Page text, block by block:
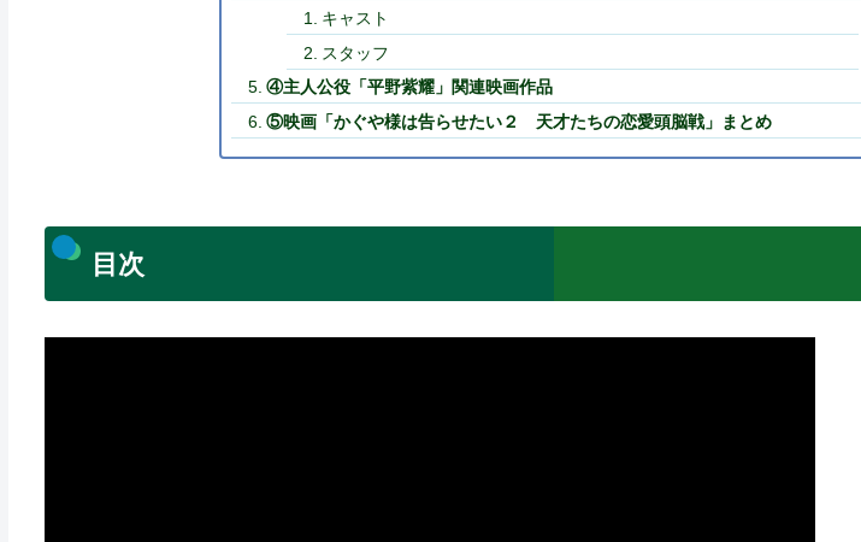
キャスト
スタッフ
④主人公役「平野紫耀」関連映画作品
⑤映画「かぐや様は告らせたい２ 天才たちの恋愛頭脳戦」まとめ
目次